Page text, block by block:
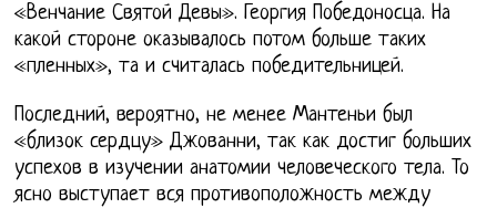
«Венчание Святой Девы». Георгия Победоносца. На
какой стороне оказывалось потом больше таких
«пленных», та и считалась победительницей.
Последний, вероятно, не менее Мантеньи был
«близок сердцу» Джованни, так как достиг больших
успехов в изучении анатомии человеческого тела. То
ясно выступает вся противоположность между